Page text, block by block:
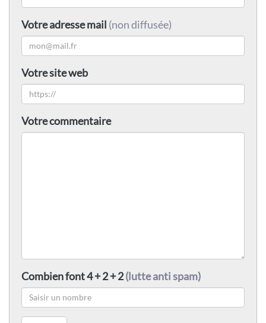
Votre adresse mail (non diffusée)
Votre site web
Votre commentaire
Combien font 4 + 2 + 2(lutte anti spam)